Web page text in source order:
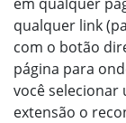
qualquer link
com o botão
página para
você selecionar
extensão o